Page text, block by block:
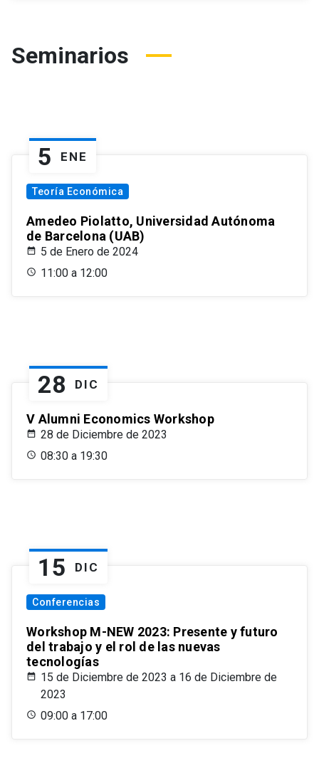
Seminarios
5 ENE
Teoría Económica
Amedeo Piolatto, Universidad Autónoma
de Barcelona (UAB)
5 de Enero de 2024
11:00 a 12:00
28 DIC
V Alumni Economics Workshop
28 de Diciembre de 2023
08:30 a 19:30
15 DIC
Conferencias
Workshop M-NEW 2023: Presente y futuro
del trabajo y el rol de las nuevas
tecnologías
15 de Diciembre de 2023 a 16 de Diciembre de
2023
09:00 a 17:00